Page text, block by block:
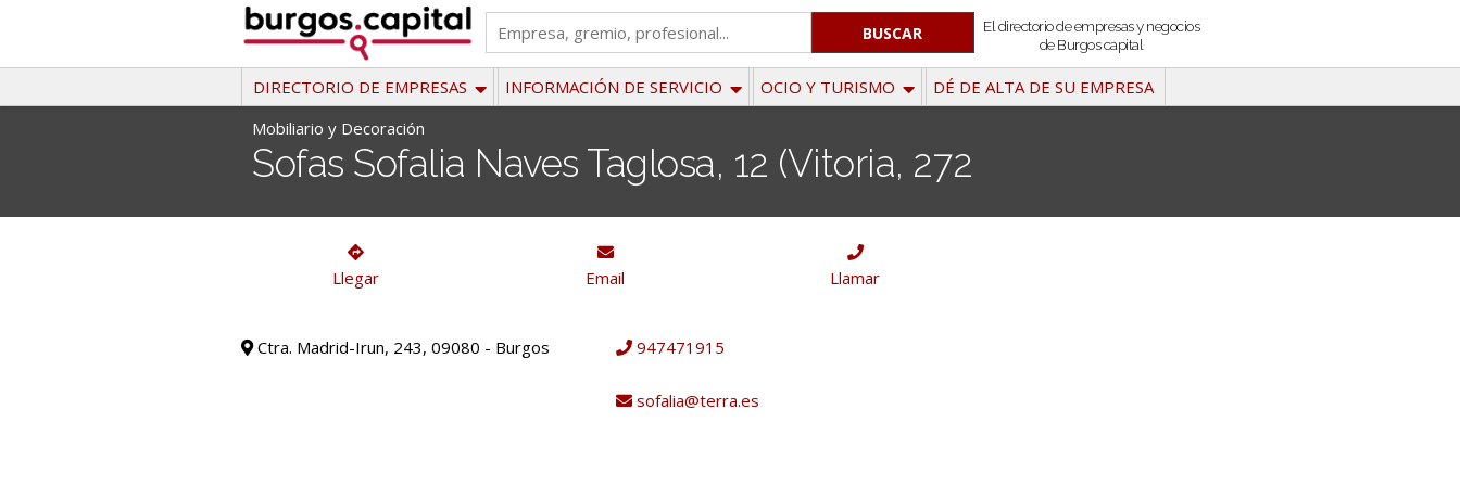
contenido
.
__('Search
for:')
'
El directorio de empresas y negocios
de Burgos capital
DIRECTORIO DE EMPRESAS INFORMACIÓN DE SERVICIO OCIO Y TURISMO
DÉ DE ALTA DE SU EMPRESA
Mobiliario y Decoración
Sofas Sofalia Naves Taglosa, 12 (Vitoria, 272
Llegar Email Llamar
Ctra. Madrid-Irun, 243, 09080 - Burgos 947471915
sofalia@terra.es